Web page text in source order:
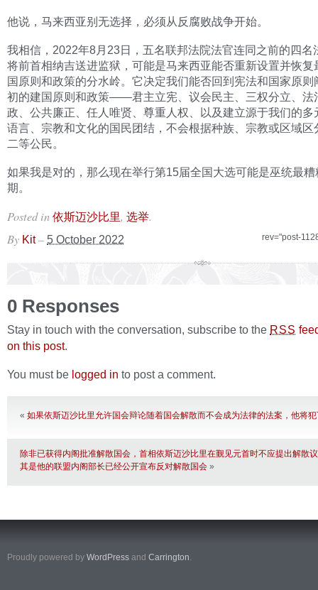
他说，马来西亚别无选择，必须从反腐败战争开始。
我相信，2022年8月23日，五名联邦法院法官连同之前的四名
将前首相纳吉送进监狱，可能是马来西亚能否重新设置并恢复
国原则和政策的分水岭。它决定我们能否回到宪法和国家原则
初的建国原则和政策——君主立宪、议会民主、三权分立、法
政、公共廉正、任人唯贤、尊重人权、以及建立源于我们的多
语言、宗教和文化的国民团结，不会根据种族、宗教或区域区
二等公民。
如果我是对的，那么现在举行第15届全国大选可能是巫统最糟
期。
Posted in 依斯迈沙比里, 选举.
rev="post-
By Kit – 5 October 2022
0 Responses
Stay in touch with the conversation, subscribe to the RSS
on this post.
You must be logged in to post a comment.
« 如果依斯迈沙比里允许国会辩论随着国会解散而不会成为法律的法案，他将
除非已获得内阁批准解散国会，首相依斯迈沙比里在觐见元首时不应提出解散
其是他的联盟内阁部长已经公开宣布反对解散国会 »
Proudly powered by WordPress and Carrington.